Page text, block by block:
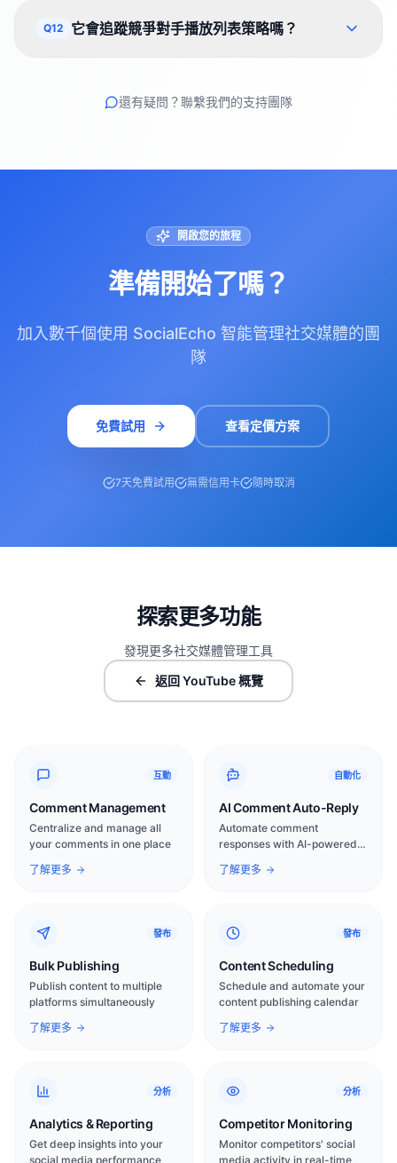
Q12 它會追蹤競爭對手播放列表策略嗎？
還有疑問？聯繫我們的支持團隊
開啟您的旅程
準備開始了嗎？
加入數千個使用 SocialEcho 智能管理社交媒體的團
隊
免費試用 查看定價方案
7天免費試用 無需信用卡 隨時取消
探索更多功能
發現更多社交媒體管理工具
返回 YouTube 概覽
互動
Comment Management
Centralize and manage all
your comments in one place
了解更多
自動化
AI Comment Auto-Reply
Automate comment
responses with AI-powered
了解更多
發布
Bulk Publishing
Publish content to multiple
platforms simultaneously
了解更多
發布
Content Scheduling
Schedule and automate your
content publishing calendar
了解更多
分析
Analytics & Reporting
Get deep insights into your
social media performance
分析
Competitor Monitoring
Monitor competitors' social
media activity in real-time